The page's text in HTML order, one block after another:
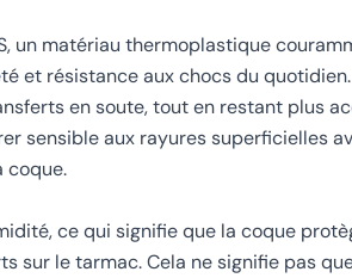
un matériau thermoplastique
et résistance aux chocs du
en soute, tout en restant plus
sensible aux rayures superficielles
coque.
ce qui signifie que la coque
sur le tarmac. Cela ne signifie pas